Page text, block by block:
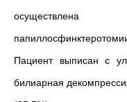
Пациент выписан с
билиарная